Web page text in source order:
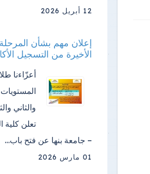
12 أبريل 2026
إعلان مهم بشأن المرحلة
الأخيرة من التسجيل
أعزّاءنا
المستويات
والثاني
تعلن كلية
– جامعة بنها عن فتح باب…
01 مارس 2026